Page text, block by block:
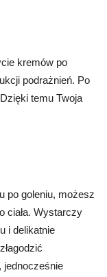
kremów po
podrażnień. Po
temu Twoja
po goleniu, możesz
ciała. Wystarczy
i delikatnie
jednocześnie